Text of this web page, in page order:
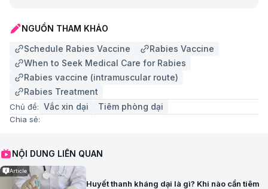
NGUỒN THAM KHẢO
Schedule Rabies Vaccine
Rabies Vaccine
When to Seek Medical Care for Rabies
Rabies vaccine (intramuscular route)
Rabies Treatment
Chủ đề: Vắc xin dại Tiêm phòng dại
Chia sẻ:
NỘI DUNG LIÊN QUAN
Article
Huyết thanh kháng dại là gì? Khi nào cần tiêm